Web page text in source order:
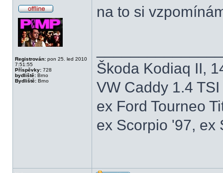
Registrován: pon 25. led 2010
7:51:55
Příspěvky: 728
bydliště: Brno
Bydliště: Brno
na to si
Škoda Kodiaq II,
VW Caddy 1.4
ex Ford Tourneo
ex Scorpio '97, ex